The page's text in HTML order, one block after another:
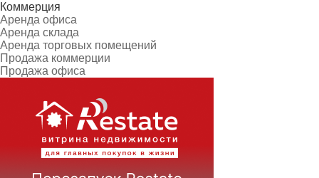
Коммерция
Аренда офиса
Аренда склада
Аренда торговых помещений
Продажа коммерции
Продажа офиса